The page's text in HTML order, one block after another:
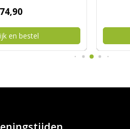
74,90
en bestel